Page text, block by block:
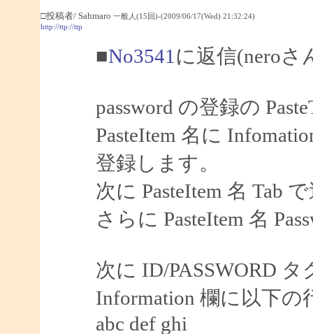
□投稿者/ Sahmaro 一般人(15回)-(2009/06/17(Wed) 21:32:24)
http://ttp://ttp
■No3541 に返信(neroさ
password の登録の
PasteItem 名に
登録します。
次に PasteItem 名 Tab
さらに PasteItem 名
次に ID/PASSWORD タ
Information 欄に以下の
abc def ghi